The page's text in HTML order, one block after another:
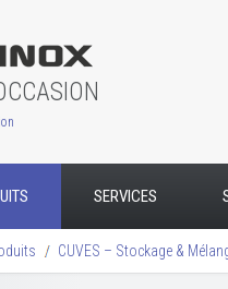
SERVICES
CUVES – Stockage &